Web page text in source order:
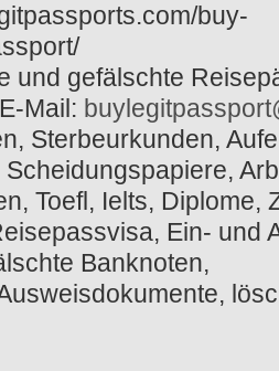
buy-
und gefälschte
Mail:
Sterbeurkunden,
Toefl, Ielts, Diplome,
Ein- und
Banknoten,